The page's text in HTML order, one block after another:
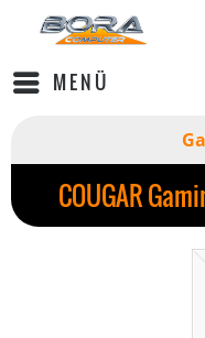
MENÜ
COUGAR